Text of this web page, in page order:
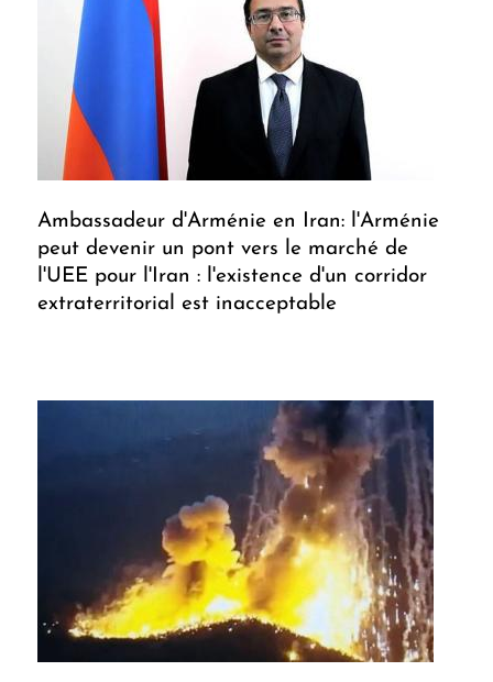
Ambassadeur d'Arménie en Iran: l'Arménie
peut devenir un pont vers le marché de
l'UEE pour l'Iran : l'existence d'un corridor
extraterritorial est inacceptable